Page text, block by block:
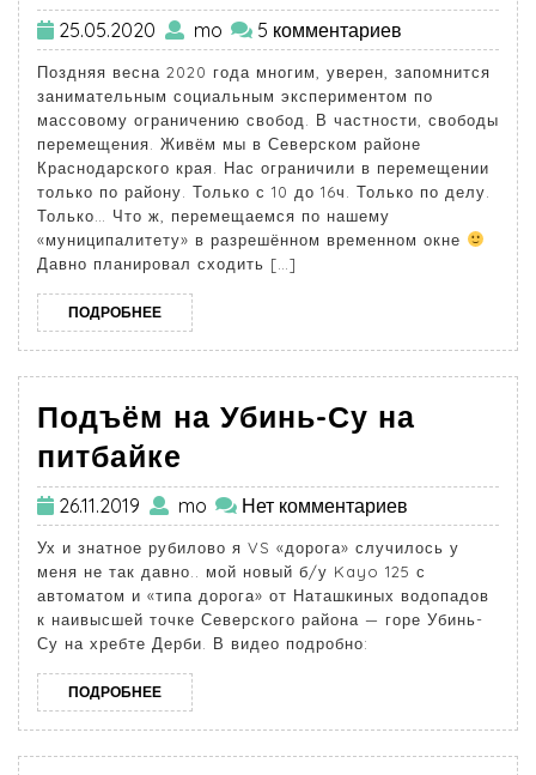
25.05.2020 mo 5 комментариев
Поздняя весна 2020 года многим, уверен, запомнится
занимательным социальным экспериментом по
массовому ограничению свобод. В частности, свободы
перемещения. Живём мы в Северском районе
Краснодарского края. Нас ограничили в перемещении
только по району. Только с 10 до 16ч. Только по делу.
Только… Что ж, перемещаемся по нашему
«муниципалитету» в разрешённом временном окне
Давно планировал сходить […]
ПОДРОБНЕЕ
Подъём на Убинь-Су на
питбайке
26.11.2019 mo Нет комментариев
Ух и знатное рубилово я VS «дорога» случилось у
меня не так давно.. мой новый б/у Kayo 125 с
автоматом и «типа дорога» от Наташкиных водопадов
к наивысшей точке Северского района — горе Убинь-
Су на хребте Дерби. В видео подробно:
ПОДРОБНЕЕ